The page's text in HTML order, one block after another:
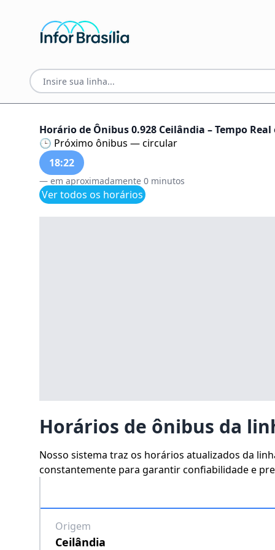
Horário de Ônibus 0.928 Ceilândia – Tempo
🕒 Próximo ônibus — circular
18:22
— em aproximadamente 0 minutos
Ver todos os horários
Horários de ônibus da
Nosso sistema traz os horários atualizados da
constantemente para garantir confiabilidade e
Origem
Ceilândia